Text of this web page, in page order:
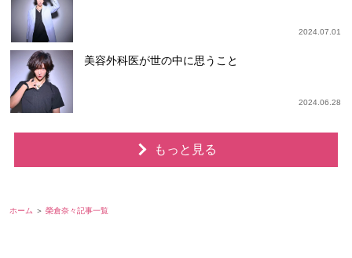
2024.07.01
美容外科医が世の中に思うこと
2024.06.28
もっと見る
ホーム 榮倉奈々記事一覧